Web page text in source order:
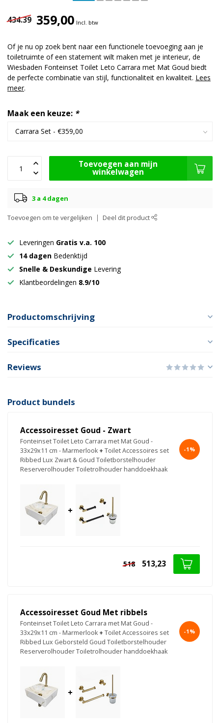
434.39 359,00 Incl. btw
Of je nu op zoek bent naar een functionele toevoeging aan je
toiletruimte of een statement wilt maken met je interieur, de
Wiesbaden Fonteinset Toilet Leto Carrara met Mat Goud biedt
de perfecte combinatie van stijl, functionaliteit en kwaliteit. Lees
meer.
Maak een keuze: *
Toevoegen aan mijn
winkelwagen
3 a 4 dagen
Toevoegen om te vergelijken Deel dit product
Leveringen Gratis v.a. 100
14 dagen Bedenktijd
Snelle & Deskundige Levering
Klantbeordelingen 8.9/10
Productomschrijving
Specificaties
Reviews
Product bundels
Accessoiresset Goud - Zwart
Fonteinset Toilet Leto Carrara met Mat Goud -
33x29x11 cm - Marmerlook + Toilet Accessoires set
Ribbed Lux Zwart & Goud Toiletborstelhouder
Reserverolhouder Toiletrolhouder handdoekhaak
-1%
+
518 513,23
Accessoiresset Goud Met ribbels
Fonteinset Toilet Leto Carrara met Mat Goud -
33x29x11 cm - Marmerlook + Toilet Accessoires set
Ribbed Lux Geborsteld Goud Toiletborstelhouder
Reserverolhouder Toiletrolhouder handdoekhaak
-1%
+